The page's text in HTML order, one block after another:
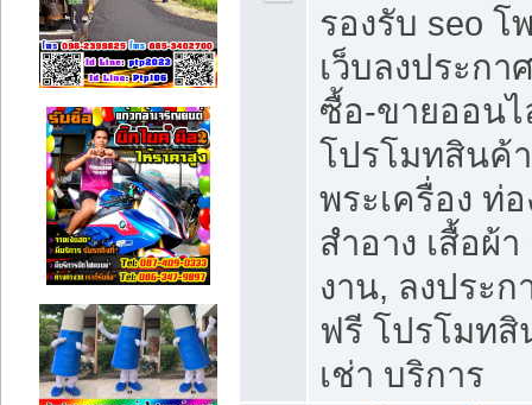
รองรับ seo โ
เว็บลงประก
ซื้อ-ขายออน
โปรโมทสินค้
พระเครื่อง ท่อ
สำอาง เสื้อผ้
งาน, ลงประ
ฟรี โปรโมท
เช่า บริการ